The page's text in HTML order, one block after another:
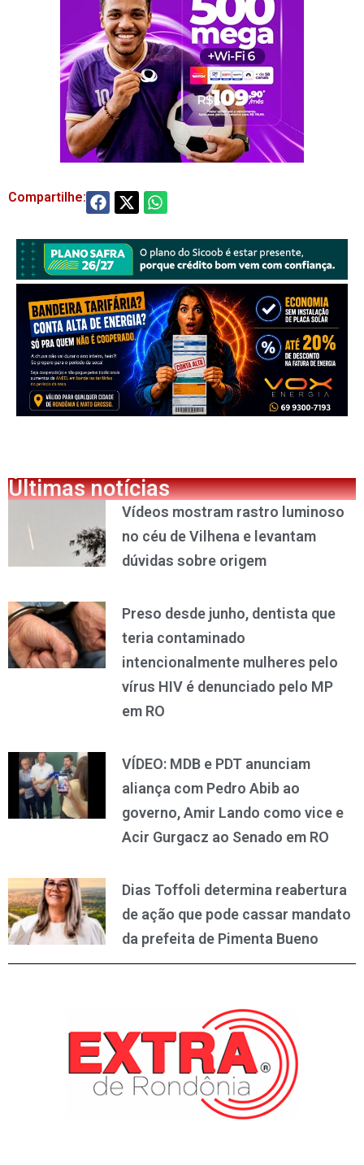
Compartilhe:
Últimas notícias
Vídeos mostram rastro luminoso
no céu de Vilhena e levantam
dúvidas sobre origem
Preso desde junho, dentista que
teria contaminado
intencionalmente mulheres pelo
vírus HIV é denunciado pelo MP
em RO
VÍDEO: MDB e PDT anunciam
aliança com Pedro Abib ao
governo, Amir Lando como vice e
Acir Gurgacz ao Senado em RO
Dias Toffoli determina reabertura
de ação que pode cassar mandato
da prefeita de Pimenta Bueno